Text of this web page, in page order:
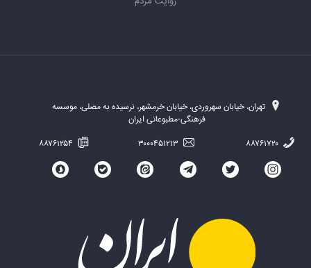
تهران، خیابان سهروردی، خیابان خرمشهر، نرسیده به مصلی، موسسه
فرهنگی-مطبوعاتی ایران